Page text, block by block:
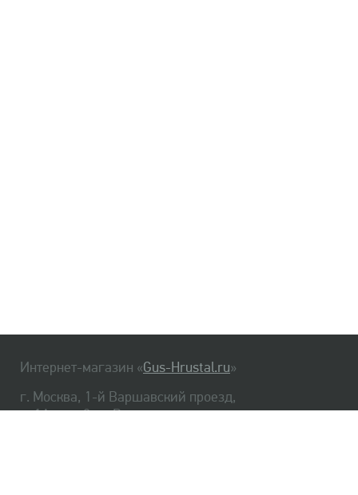
Интернет-магазин «Gus-Hrustal.ru»
г. Москва, 1-й Варшавский проезд,
д. 1А, стр. 3, м. Варшавская